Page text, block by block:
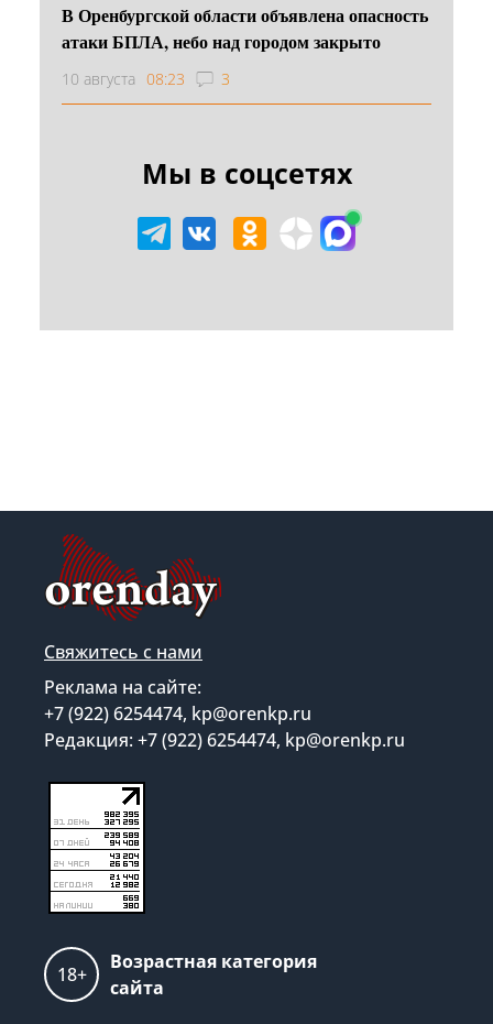
В Оренбургской области объявлена опасность
атаки БПЛА, небо над городом закрыто
10 августа 08:23 3
Мы в соцсетях
Свяжитесь с нами
Реклама на сайте:
+7 (922) 6254474, kp@orenkp.ru
Редакция: +7 (922) 6254474, kp@orenkp.ru
18+
Возрастная категория
сайта